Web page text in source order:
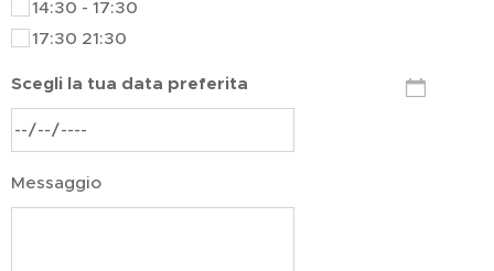
14:30 - 17:30
17:30 21:30
Scegli la tua data preferita
Messaggio